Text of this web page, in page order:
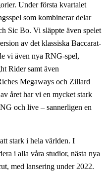
Under första kvartalet
som kombinerar delar
Sic Bo. Vi släppte även spelet
av det klassiska Baccarat-
vi även nya RNG-spel,
Rider samt även
Megaways och Zillard
året har vi en mycket stark
och live – sannerligen en
stark i hela världen. I
i alla våra studior, nästa nya
med lansering under 2022.